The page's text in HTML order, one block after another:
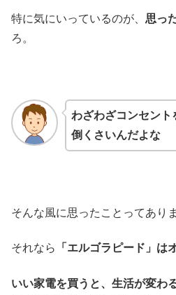
特に気にいっているのが、 思っ
ろ。
わざわざコンセント
倒くさいんだよな
そんな風に思ったことってあり
それなら 「エルゴラピード」は
いい家電を買うと、生活が変わ